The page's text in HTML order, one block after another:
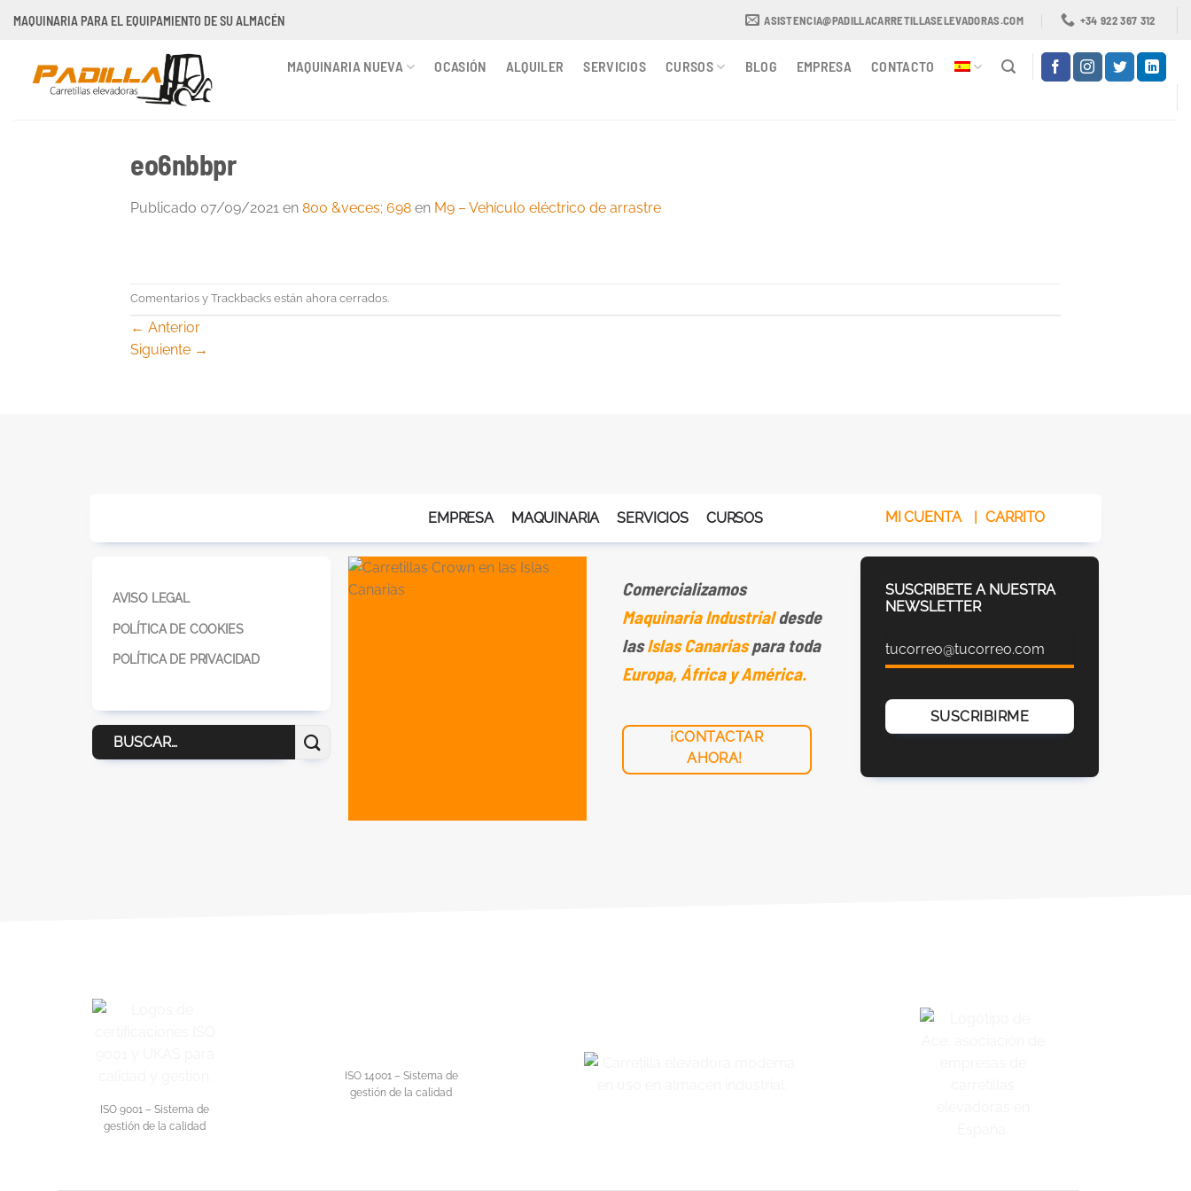
MAQUINARIA PARA EL EQUIPAMIENTO DE SU ALMACÉN ASISTENCIA@PADILLACARRETILLASELEVADORAS.COM +34 922 367 312
MAQUINARIA NUEVA OCASIÓN ALQUILER SERVICIOS CURSOS BLOG EMPRESA CONTACTO
eo6nbbpr
Publicado 07/09/2021 en 800 &veces; 698 en M9 – Vehículo eléctrico de arrastre
Comentarios y Trackbacks están ahora cerrados.
← Anterior
Siguiente →
EMPRESA MAQUINARIA SERVICIOS CURSOS MI CUENTA | CARRITO
AVISO LEGAL
POLÍTICA DE COOKIES
POLÍTICA DE PRIVACIDAD
Buscar
por:
Comercializamos
Maquinaria Industrialdesde
lasIslas Canariaspara toda
Europa, África y América.
¡CONTACTAR
AHORA!
SUSCRIBETE A NUESTRA
NEWSLETTER
ISO 9001 – Sistema de
gestión de la calidad
ISO 14001 – Sistema de
gestión de la calidad